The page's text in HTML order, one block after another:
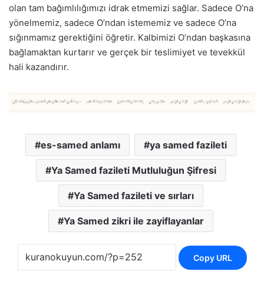
olan tam bağımlılığımızı idrak etmemizi sağlar. Sadece O’na
yönelmemiz, sadece O’ndan istememiz ve sadece O’na
sığınmamız gerektiğini öğretir. Kalbimizi O’ndan başkasına
bağlamaktan kurtarır ve gerçek bir teslimiyet ve tevekkül
hali kazandırır.
es-samed anlamı ya samed fazileti
Ya Samed fazileti Mutluluğun Şifresi
Ya Samed fazileti ve sırları
Ya Samed zikri ile zayiflayanlar
Copy URL